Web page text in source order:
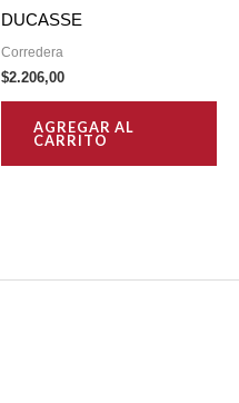
DUCASSE
Corredera
$2.206,00
AGREGAR AL
CARRITO